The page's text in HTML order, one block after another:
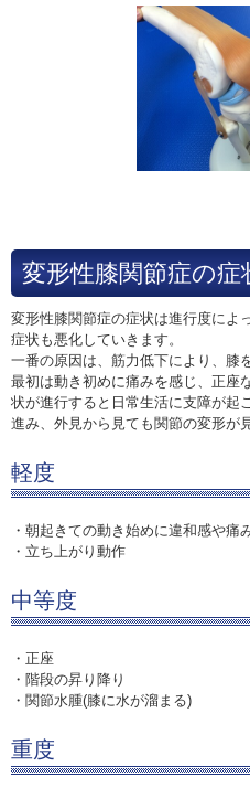
変形性膝関節症の症
変形性膝関節症の症状は進行度によ
症状も悪化していきます。
一番の原因は、筋力低下により、膝
最初は動き初めに痛みを感じ、正座
状が進行すると日常生活に支障が起
進み、外見から見ても関節の変形が
軽度
・朝起きての動き始めに違和感や痛
・立ち上がり動作
中等度
・正座
・階段の昇り降り
・関節水腫(膝に水が溜まる)
重度